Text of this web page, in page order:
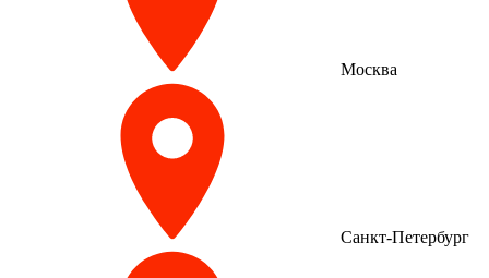
Москва
Санкт-Петербург